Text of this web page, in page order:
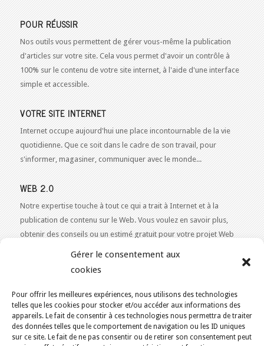
Gérer le consentement aux
cookies
Pour offrir les meilleures expériences, nous utilisons des technologies
telles que les cookies pour stocker et/ou accéder aux informations des
appareils. Le fait de consentir à ces technologies nous permettra de traiter
des données telles que le comportement de navigation ou les ID uniques
sur ce site. Le fait de ne pas consentir ou de retirer son consentement peut
POUR RÉUSSIR
Nos outils vous permettent de gérer vous-même la publication
d'articles sur votre site. Cela vous permet d'avoir un contrôle à
100% sur le contenu de votre site internet, à l'aide d'une interface
simple et accessible.
VOTRE SITE INTERNET
Internet occupe aujourd'hui une place incontournable de la vie
quotidienne. Que ce soit dans le cadre de son travail, pour
s'informer, magasiner, communiquer avec le monde...
WEB 2.0
Notre expertise touche à tout ce qui a trait à Internet et à la
publication de contenu sur le Web. Vous voulez en savoir plus,
obtenir des conseils ou un estimé gratuit pour votre projet Web
VOUS ÊTES ICI : ACCUEIL / SAINT-CÔME
KAJOOM.CA- SERVICES INTERNET